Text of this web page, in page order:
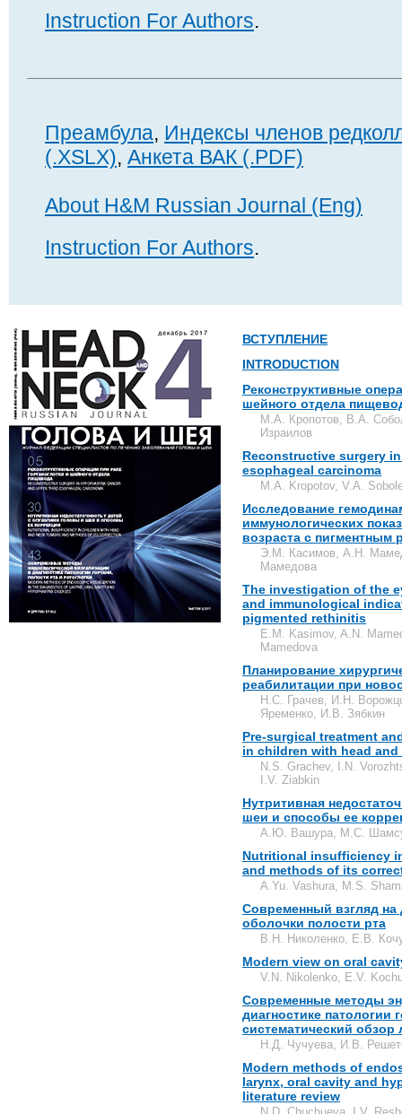
Instruction For Authors.
Преамбула, Индексы членов
(.XSLX), Анкета ВАК (.PDF)
About H&M Russian Journal (Eng)
Instruction For Authors.
ВСТУПЛЕНИЕ
INTRODUCTION
Реконструктивные
шейного отдела
М.А. Кропотов, В.А.
Израилов
Reconstructive surgery
esophageal carcinoma
M.A. Kropotov, V.A.
Исследование
иммунологических
возраста с пигментным
Э.М. Касимов, А.Н.
Мамедова
The investigation of the
and immunological
pigmented rethinitis
E.M. Kasimov, A.N.
Mamedova
Планирование
реабилитации при
Н.С. Грачев, И.Н.
Яременко, И.В. Зябкин
Pre-surgical treatment
in children with head
N.S. Grachev, I.N.
I.V. Ziabkin
Нутритивная
шеи и способы ее
А.Ю. Вашура, М.С.
Nutritional insufficiency
and methods of its
A.Yu. Vashura, M.S.
Современный взгляд на
оболочки полости рта
В.Н. Николенко, Е.В.
Modern view on oral
V.N. Nikolenko, E.V.
Современные методы
диагностике патологии
систематический обзор
Н.Д. Чучуева, И.В.
Modern methods of
larynx, oral cavity and
literature review